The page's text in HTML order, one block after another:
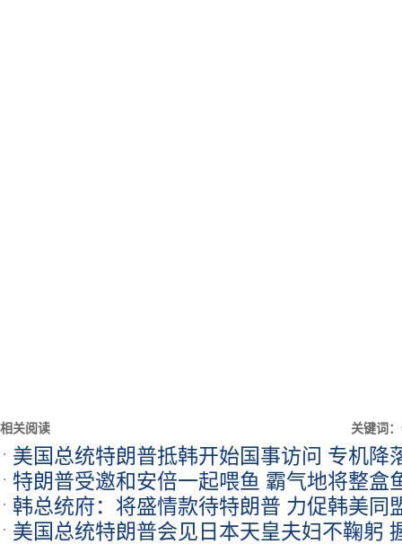
相关阅读 关键词：
美国总统特朗普抵韩开始国事访问 专机降
特朗普受邀和安倍一起喂鱼 霸气地将整盒
韩总统府：将盛情款待特朗普 力促韩美同
美国总统特朗普会见日本天皇夫妇不鞠躬